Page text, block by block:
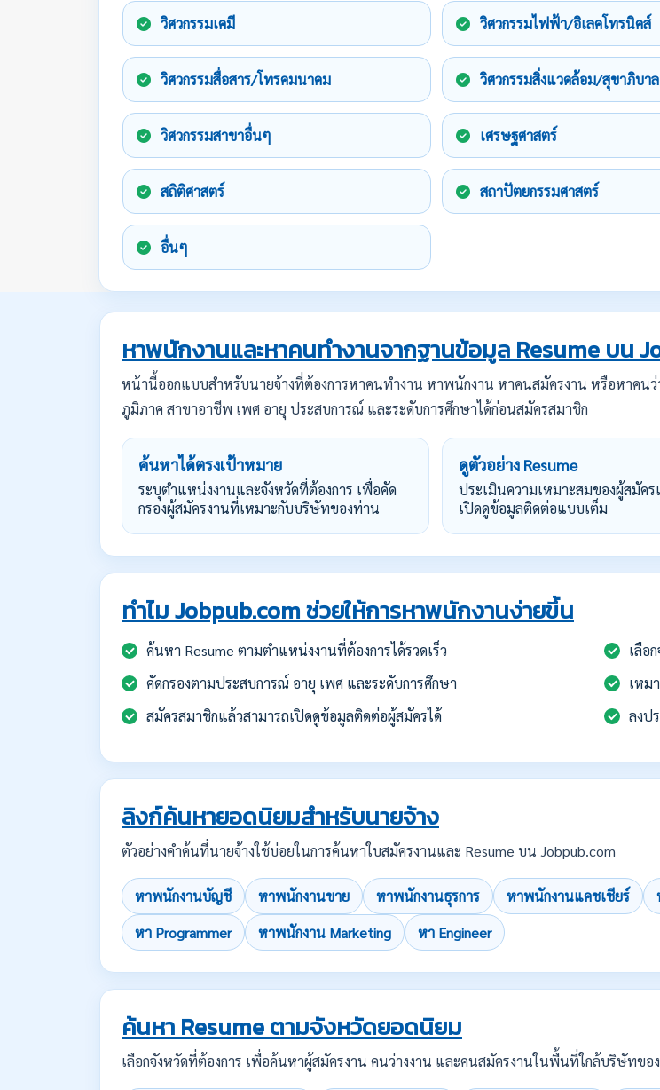
วิศวกรรมเคมี วิศวกรรมไฟฟ้า/อิเลคโทรนิคส์
วิศวกรรมสื่อสาร/โทรคมนาคม วิศวกรรมสิ่งแวดล้อม/สุขาภิบาล
วิศวกรรมสาขาอื่นๆ เศรษฐศาสตร์
สถิติศาสตร์ สถาปัตยกรรมศาสตร์
อื่นๆ
หาพนักงานและหาคนทำงานจากฐานข้อมูล Resume บน
หน้านี้ออกแบบสำหรับนายจ้างที่ต้องการหาคนทำงาน หาพนักงาน หาคนสมัครงาน หรือหาคนว่
ภูมิภาค สาขาอาชีพ เพศ อายุ ประสบการณ์ และระดับการศึกษาได้ก่อนสมัครสมาชิก
ค้นหาได้ตรงเป้าหมาย
ระบุตำแหน่งงานและจังหวัดที่ต้องการ เพื่อคัด
กรองผู้สมัครงานที่เหมาะกับบริษัทของท่าน
ดูตัวอย่าง Resume
ประเมินความเหมาะสมของผู้สมัค
เปิดดูข้อมูลติดต่อแบบเต็ม
ทำไม Jobpub.com ช่วยให้การหาพนักงานง่ายขึ้น
ค้นหา Resume ตามตำแหน่งงานที่ต้องการได้รวดเร็ว
เลือ
คัดกรองตามประสบการณ์ อายุ เพศ และระดับการศึกษา
เหม
สมัครสมาชิกแล้วสามารถเปิดดูข้อมูลติดต่อผู้สมัครได้
ลงป
ลิงก์ค้นหายอดนิยมสำหรับนายจ้าง
ตัวอย่างคำค้นที่นายจ้างใช้บ่อยในการค้นหาใบสมัครงานและ Resume บน Jobpub.com
หาพนักงานบัญชี หาพนักงานขาย หาพนักงานธุรการ หาพนักงานแคชเชียร์
หา Programmer
หาพนักงาน Marketing หา Engineer
ค้นหา Resume ตามจังหวัดยอดนิยม
เลือกจังหวัดที่ต้องการ เพื่อค้นหาผู้สมัครงาน คนว่างงาน และคนสมัครงานในพื้นที่ใกล้บริษัทขอ